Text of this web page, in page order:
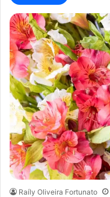
Raíly Oliveira Fortunato